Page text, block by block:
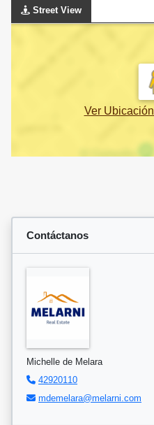
Street View
Ver Ubicación
Contáctanos
Michelle de Melara
42920110
mdemelara@melarni.com